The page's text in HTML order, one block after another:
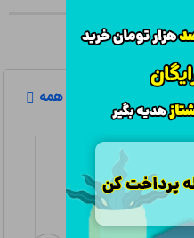
مشاهده همه